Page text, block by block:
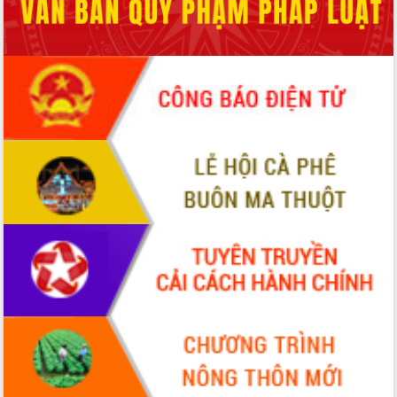
giải ngân vốn khắc phục thiên tai
HĐND tỉnh thông qua điều chỉnh Quy
hoạch tỉnh thời kỳ 2021-2030
Hội thảo góp ý hồ sơ điều chỉnh quy
hoạch tỉnh Đắk Lắk thời kỳ 2021-2030,
tầm nhìn đến năm 2050
Nâng cao hiệu quả hoạt động của các
doanh nghiệp nhà nước
Hội nghị triển khai kết nối mạng
truyền số liệu chuyên dùng phục vụ cơ
quan Đảng, Nhà nước
Lễ phát động chuỗi hoạt động chung
tay làm sạch môi trường
Xã Ea Kar bước chuyển mình trong
công tác cải cách hành chính mô hình
UBND tỉnh họp báo định kỳ tháng 4
năm 2026
Hội thảo khoa học “Giải pháp thúc đẩy
phát triển nền kinh tế xanh tại tỉnh